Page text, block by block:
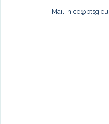
Mail: nice@btsg.eu